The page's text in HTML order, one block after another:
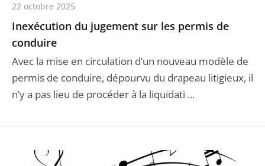
Inexécution du jugement sur les permis de
conduire
Avec la mise en circulation d’un nouveau modèle de
permis de conduire, dépourvu du drapeau litigieux, il
n’y a pas lieu de procéder à la liquidati ...
22 octobre 2025